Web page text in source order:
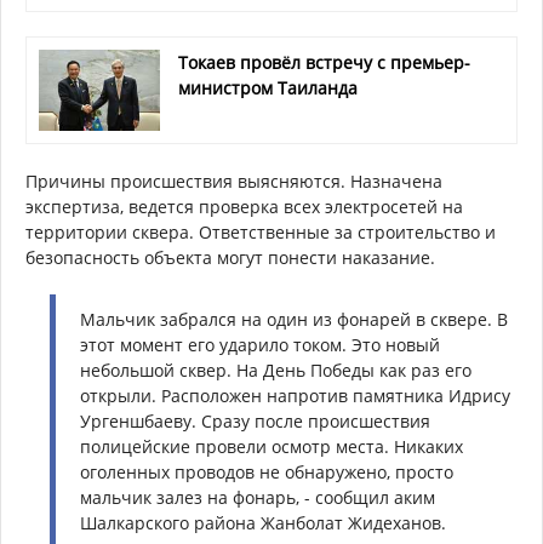
Токаев провёл встречу с премьер-
министром Таиланда
Причины происшествия выясняются. Назначена
экспертиза, ведется проверка всех электросетей на
территории сквера. Ответственные за строительство и
безопасность объекта могут понести наказание.
Мальчик забрался на один из фонарей в сквере. В
этот момент его ударило током. Это новый
небольшой сквер. На День Победы как раз его
открыли. Расположен напротив памятника Идрису
Ургеншбаеву. Сразу после происшествия
полицейские провели осмотр места. Никаких
оголенных проводов не обнаружено, просто
мальчик залез на фонарь, - сообщил аким
Шалкарского района Жанболат Жидеханов.